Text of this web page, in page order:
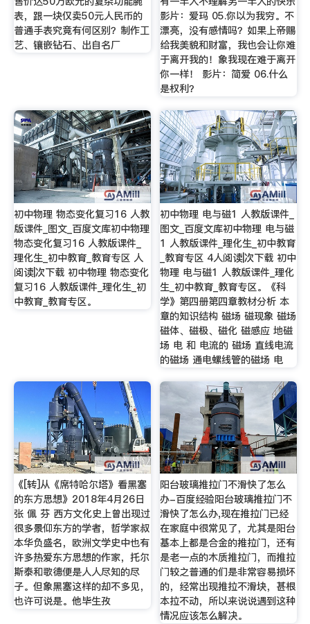
表，跟一块仅卖50元人民币的
普通手表究竟有何区别？制作工
艺、镶嵌钻石、出自名厂
影片：爱玛 05.你以为我穷。不
漂亮，没有感情吗？如果上帝赐
给我美貌和财富，我也会让你难
于离开我的！象我现在难于离开
你一样！ 影片：简爱 06.什么
是权利？
初中物理 物态变化复习16 人教
版课件_图文_百度文库初中物理
物态变化复习16 人教版课件_
理化生_初中教育_教育专区 人
阅读|次下载 初中物理 物态变化
复习16 人教版课件_理化生_初
中教育_教育专区。
初中物理 电与磁1 人教版课件_
图文_百度文库初中物理 电与磁
1 人教版课件_理化生_初中教育
_教育专区 4人阅读|次下载 初中
物理 电与磁1 人教版课件_理化
生_初中教育_教育专区。《科
学》第四册第四章教材分析 本
章的知识结构 磁场 磁现象 磁场
磁体、磁极、磁化 磁感应 地磁
场 电 和 电流的 磁场 直线电流
的磁场 通电螺线管的磁场 电
《[转]从《席特哈尔塔》看黑塞
的东方思想》2018年4月26日
张 佩 芬 西方文化史上曾出现过
很多景仰东方的学者，哲学家叔
本华负盛名，欧洲文学史中也有
许多热爱东方思想的作家，托尔
斯泰和歌德便是人人尽知的尽
子。但象黑塞这样的却不多见，
也许可说是。他毕生孜
阳台玻璃推拉门不滑快了怎么
办-百度经验阳台玻璃推拉门不
滑快了怎么办,现在推拉门已经
在家庭中很常见了，尤其是阳台
基本上都是合金的推拉门，还有
是老一点的木质推拉门，而推拉
门较之普通的们是非常容易损坏
的，经常出现推拉不滑块，甚根
本拉不动，所以来说说遇到这种
情况应该怎么解决。